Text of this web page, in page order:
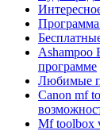
Программа
Ashampoo
программе
Любимые
Canon mf
Mf toolbox